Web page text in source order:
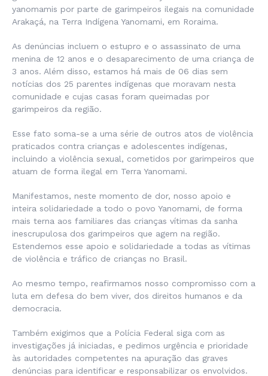
yanomamis por parte de garimpeiros ilegais na comunidade
Arakaçá, na Terra Indígena Yanomami, em Roraima.
As denúncias incluem o estupro e o assassinato de uma
menina de 12 anos e o desaparecimento de uma criança de
3 anos. Além disso, estamos há mais de 06 dias sem
notícias dos 25 parentes indígenas que moravam nesta
comunidade e cujas casas foram queimadas por
garimpeiros da região.
Esse fato soma-se a uma série de outros atos de violência
praticados contra crianças e adolescentes indígenas,
incluindo a violência sexual, cometidos por garimpeiros que
atuam de forma ilegal em Terra Yanomami.
Manifestamos, neste momento de dor, nosso apoio e
inteira solidariedade a todo o povo Yanomami, de forma
mais terna aos familiares das crianças vítimas da sanha
inescrupulosa dos garimpeiros que agem na região.
Estendemos esse apoio e solidariedade a todas as vítimas
de violência e tráfico de crianças no Brasil.
Ao mesmo tempo, reafirmamos nosso compromisso com a
luta em defesa do bem viver, dos direitos humanos e da
democracia.
Também exigimos que a Polícia Federal siga com as
investigações já iniciadas, e pedimos urgência e prioridade
às autoridades competentes na apuração das graves
denúncias para identificar e responsabilizar os envolvidos.